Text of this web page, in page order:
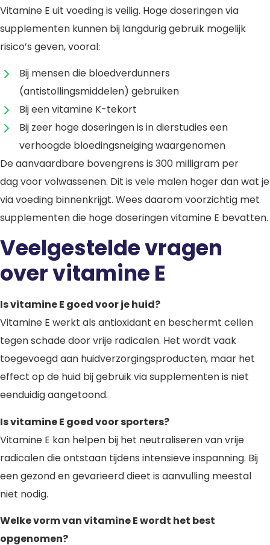
Vitamine E uit voeding is veilig. Hoge doseringen via
supplementen kunnen bij langdurig gebruik mogelijk
risico’s geven, vooral:
Bij mensen die bloedverdunners
(antistollingsmiddelen) gebruiken
Bij een vitamine K-tekort
Bij zeer hoge doseringen is in dierstudies een
verhoogde bloedingsneiging waargenomen
De aanvaardbare bovengrens is 300 milligram per
dag voor volwassenen. Dit is vele malen hoger dan wat je
via voeding binnenkrijgt. Wees daarom voorzichtig met
supplementen die hoge doseringen vitamine E bevatten.
Veelgestelde vragen
over vitamine E
Is vitamine E goed voor je huid?
Vitamine E werkt als antioxidant en beschermt cellen
tegen schade door vrije radicalen. Het wordt vaak
toegevoegd aan huidverzorgingsproducten, maar het
effect op de huid bij gebruik via supplementen is niet
eenduidig aangetoond.
Is vitamine E goed voor sporters?
Vitamine E kan helpen bij het neutraliseren van vrije
radicalen die ontstaan tijdens intensieve inspanning. Bij
een gezond en gevarieerd dieet is aanvulling meestal
niet nodig.
Welke vorm van vitamine E wordt het best
opgenomen?